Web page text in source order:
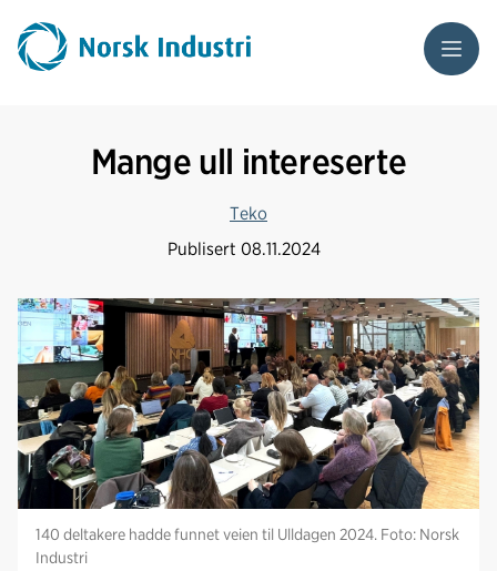
Meny
Mange ull intereserte
Teko
Publisert 08.11.2024
140 deltakere hadde funnet veien til Ulldagen 2024. Foto: Norsk
Industri